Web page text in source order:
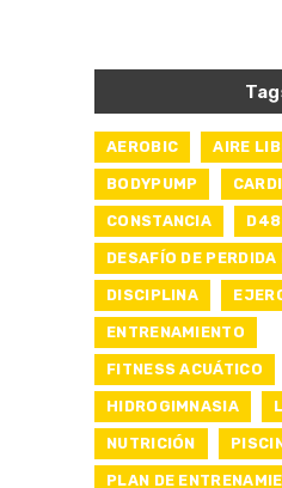
AEROBIC AIRE
BODYPUMP
CONSTANCIA D48
DESAFÍO DE PERDIDA
DISCIPLINA
ENTRENAMIENTO
FITNESS ACUÁTICO
HIDROGIMNASIA
NUTRICIÓN
PLAN DE